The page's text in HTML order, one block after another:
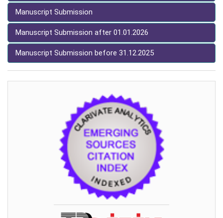
Manuscript Submission
Manuscript Submission after 01.01.2026
Manuscript Submission before 31.12.2025